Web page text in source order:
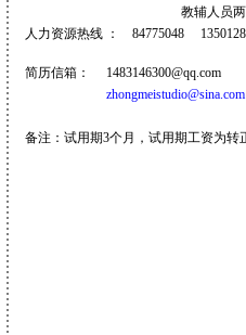
教辅人员两人间宿舍
人力资源热线 ： 84775048
简历信箱：
1483146300@qq.com
zhongmeistudio@sina.com
备注：试用期3个月，试用期工资为转